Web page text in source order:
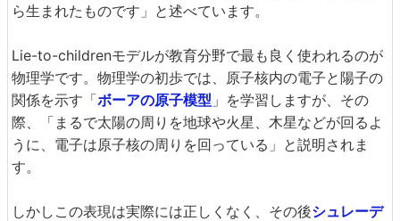
ら生まれたものです」と述べています。
Lie-to-childrenモデルが教育分野で最も良く使われるのが
物理学です。物理学の初歩では、原子核内の電子と陽子の
関係を示す「ボーアの原子模型 」を学習しますが、その
際、「まるで太陽の周りを地球や火星、木星などが回るよ
うに、電子は原子核の周りを回っている」と説明されま
す。
しかしこの表現は実際には正しくなく、その後シュレーデ